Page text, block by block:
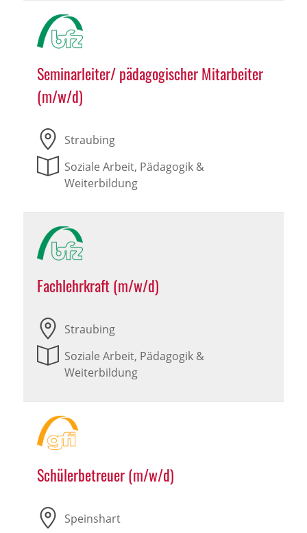
Seminarleiter/ pädagogischer Mitarbeiter
(m/w/d)
Straubing
Soziale Arbeit, Pädagogik &
Weiterbildung
Fachlehrkraft (m/w/d)
Straubing
Soziale Arbeit, Pädagogik &
Weiterbildung
Schülerbetreuer (m/w/d)
Speinshart